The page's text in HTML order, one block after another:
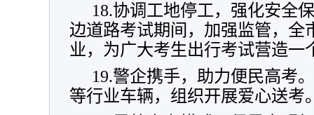
18.协调工地停工，强化安全
边道路考试期间，加强监管，全
业，为广大考生出行考试营造一
19.警企携手，助力便民高考
等行业车辆，组织开展爱心送考